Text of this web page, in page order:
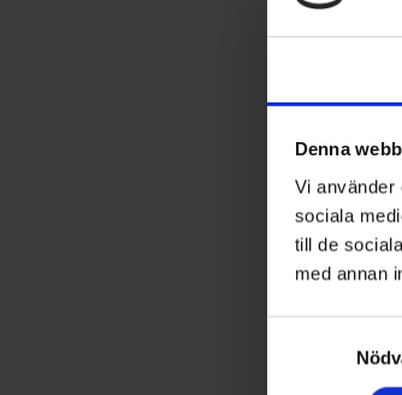
Denna
Vi använder
sociala
till de
med annan